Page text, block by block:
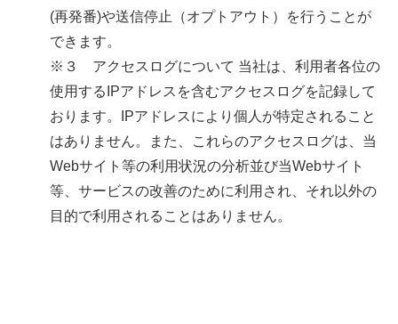
(再発番)や送信停止（オプトアウト）を行うことが
できます。
※３ アクセスログについて 当社は、利用者各位の
使用するIPアドレスを含むアクセスログを記録して
おります。IPアドレスにより個人が特定されること
はありません。また、これらのアクセスログは、当
Webサイト等の利用状況の分析並び当Webサイト
等、サービスの改善のために利用され、それ以外の
目的で利用されることはありません。